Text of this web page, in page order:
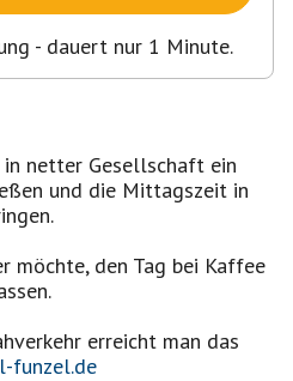
- dauert nur 1 Minute.
in netter Gesellschaft ein
und die Mittagszeit in
möchte, den Tag bei Kaffee
erreicht man das
funzel.de